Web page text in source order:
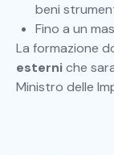
beni
Fino a un
La formazione
esterniche
Ministro delle